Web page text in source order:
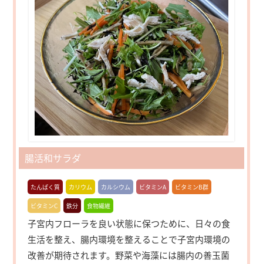
腸活和サラダ
たんぱく質 カリウム カルシウム ビタミンA ビタミンB群
ビタミンC 鉄分 食物繊維
子宮内フローラを良い状態に保つために、日々の食
生活を整え、腸内環境を整えることで子宮内環境の
改善が期待されます。野菜や海藻には腸内の善玉菌